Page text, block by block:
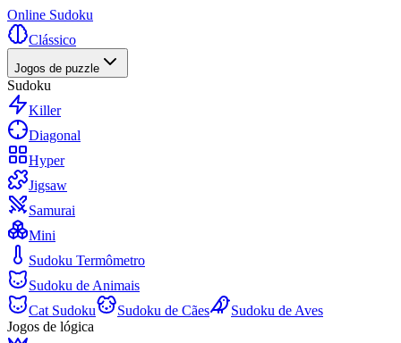
Online Sudoku
Clássico
Jogos de puzzle
Sudoku
Killer
Diagonal
Hyper
Jigsaw
Samurai
Mini
Sudoku Termômetro
Sudoku de Animais
Cat Sudoku
Sudoku de Cães
Sudoku de Aves
Jogos de lógica